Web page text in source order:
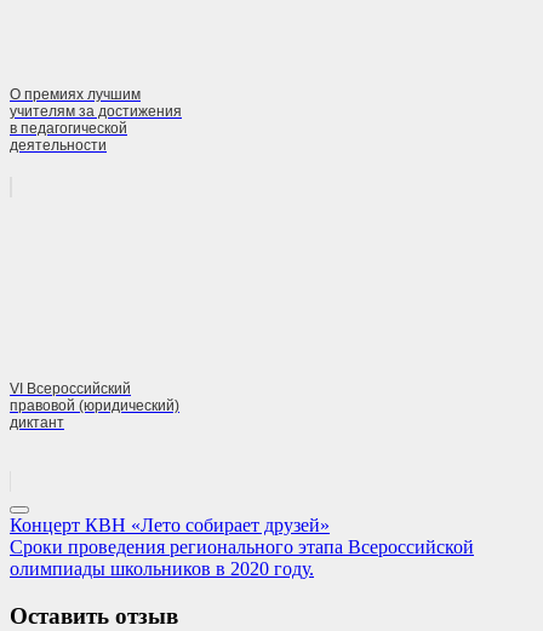
О премиях лучшим
учителям за достижения
в педагогической
деятельности
VI Всероссийский
правовой (юридический)
диктант
Навигация
по
Previous
Post:
Концерт КВН «Лето собирает друзей»
Next
Post:
Сроки проведения регионального этапа Всероссийской
олимпиады школьников в 2020 году.
Оставить отзыв